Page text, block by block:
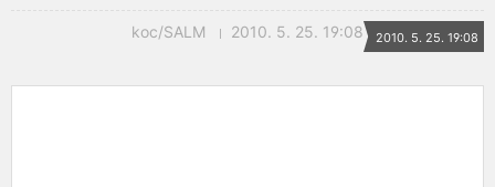
koc/SALM 2010. 5. 25. 19:08 2010. 5. 25. 19:08